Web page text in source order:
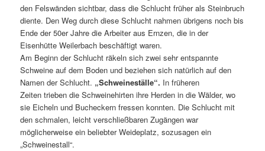
den Felswänden sichtbar, dass die Schlucht früher als Steinbruch
diente. Den Weg durch diese Schlucht nahmen übrigens noch bis
Ende der 50er Jahre die Arbeiter aus Ernzen, die in der
Eisenhütte Weilerbach beschäftigt waren.
Am Beginn der Schlucht räkeln sich zwei sehr entspannte
Schweine auf dem Boden und beziehen sich natürlich auf den
Namen der Schlucht. „Schweineställe“. In früheren
Zeiten trieben die Schweinehirten ihre Herden in die Wälder, wo
sie Eicheln und Bucheckern fressen konnten. Die Schlucht mit
den schmalen, leicht verschließbaren Zugängen war
möglicherweise ein beliebter Weideplatz, sozusagen ein
„Schweinestall“.